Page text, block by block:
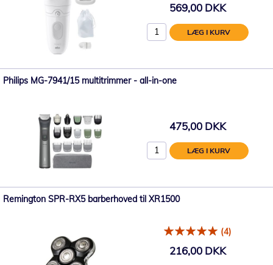
569,00 DKK
LÆG I KURV
Philips MG-7941/15 multitrimmer - all-in-one
475,00 DKK
LÆG I KURV
Remington SPR-RX5 barberhoved til XR1500
(4)
216,00 DKK